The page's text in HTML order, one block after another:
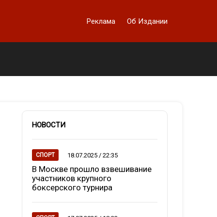
Реклама Об Издании
НОВОСТИ
СПОРТ 18.07.2025 / 22:35
В Москве прошло взвешивание
участников крупного
боксерского турнира